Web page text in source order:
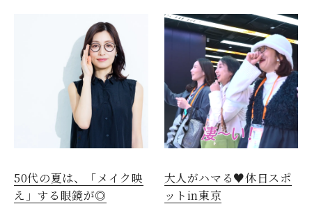
50代の夏は、「メイク映
え」する眼鏡が◎
大人がハマる♥休日スポ
ットin東京